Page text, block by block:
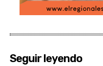
Seguir leyendo